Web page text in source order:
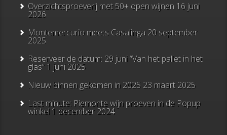
Overzichtsproeverij met 50+ open wijnen 16 juni
2026
Montemercurio meets Casalinga 20 september
2025
Reserveer de datum: 29 juni “Van het pallet in het
glas” 1 juni 2025
Nieuw binnen gekomen in 2025 23 maart 2025
Last minute: Piemonte wijn proeven in de Popup
winkel 1 december 2024